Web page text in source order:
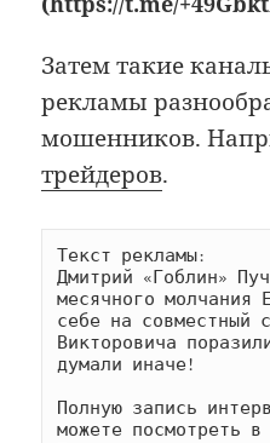
Затем такие
рекламы
мошенников.
трейдеров.
Текст рекламы:
Дмитрий «Гоблин»
месячного молчания
себе на совместный
Викторовича
думали иначе!
Полную запись
можете посмотреть в